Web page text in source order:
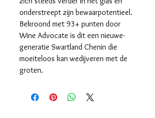
onderstreept zijn bewaarpotentieel.
Bekroond met 93+ punten door
Wine Advocate is dit een nieuwe-
generatie Swartland Chenin die
moeiteloos kan wedijveren met de
groten.